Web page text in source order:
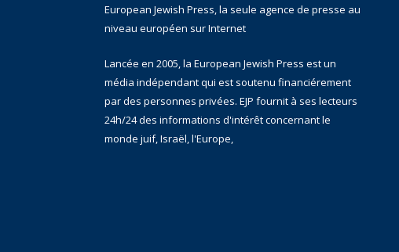
European Jewish Press, la seule agence de presse au
niveau européen sur Internet
Lancée en 2005, la European Jewish Press est un
média indépendant qui est soutenu financiérement
par des personnes privées. EJP fournit à ses lecteurs
24h/24 des informations d'intérêt concernant le
monde juif, Israël, l'Europe,